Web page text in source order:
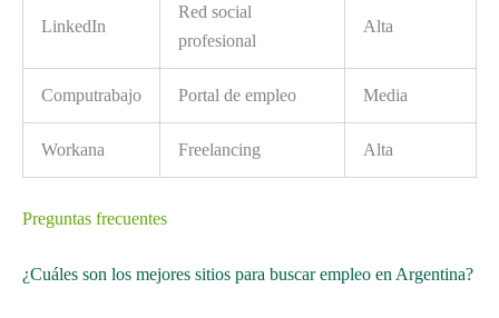
LinkedIn
Red social
profesional
Alta
Computrabajo Portal de empleo Media
Workana Freelancing Alta
Preguntas frecuentes
¿Cuáles son los mejores sitios para buscar empleo en Argentina?